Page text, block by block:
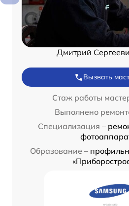
Дмитрий
Вызвать
Стаж работы
Выполнено
Специализация –
Образование –